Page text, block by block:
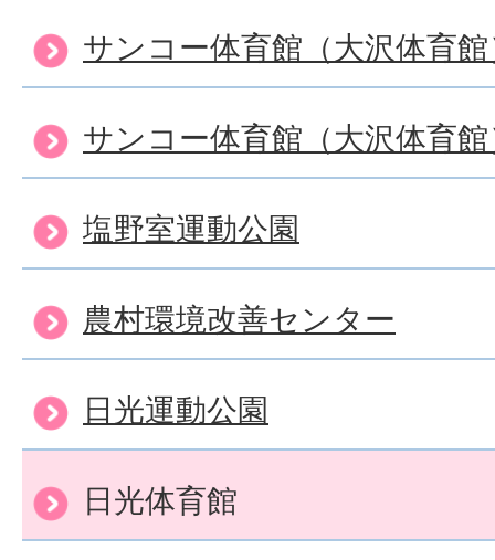
サンコー体育館（大沢体育
サンコー体育館（大沢体育
塩野室運動公園
農村環境改善センター
日光運動公園
日光体育館